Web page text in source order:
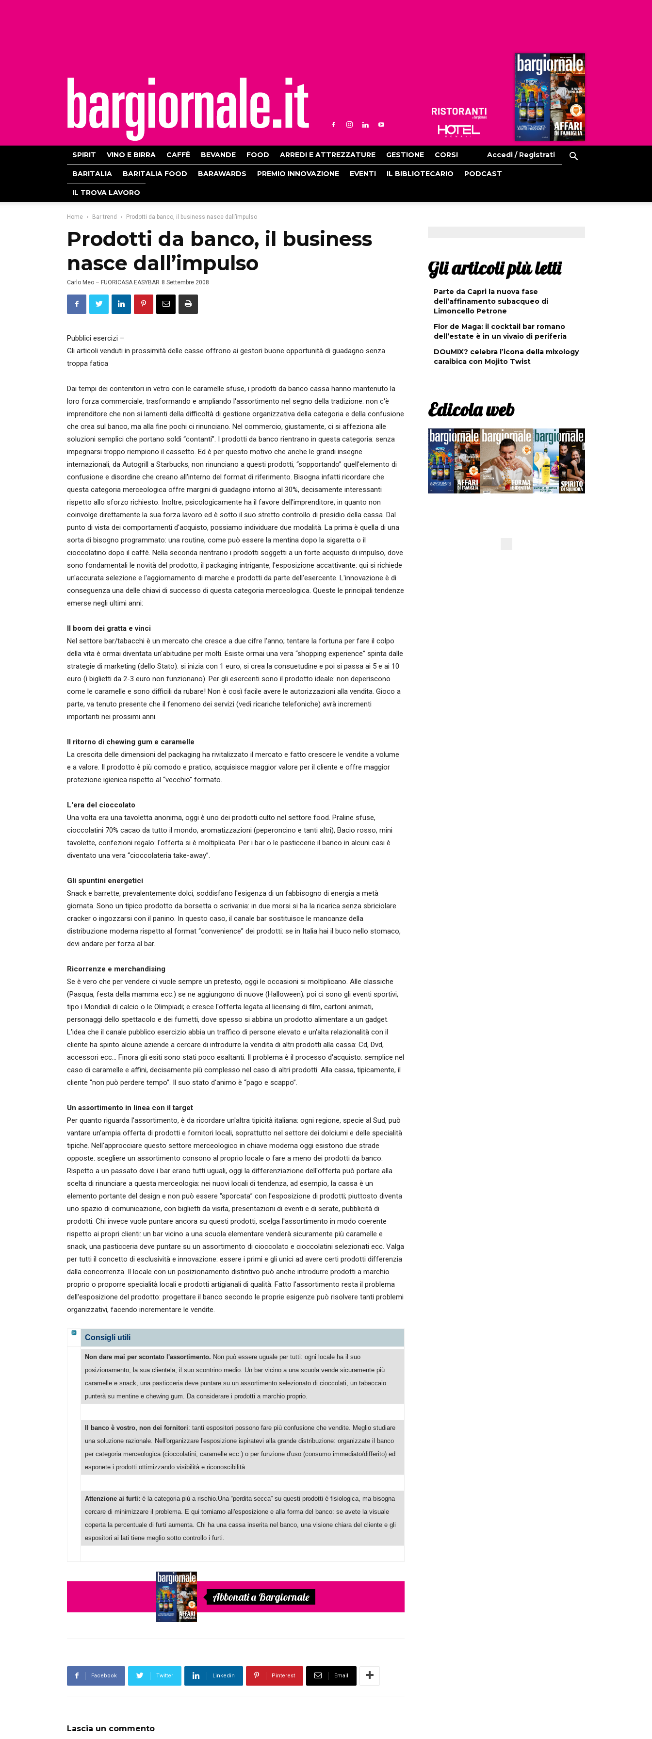
Ristoranti
Hoteldomani
SPIRIT VINO E BIRRA CAFFÈ BEVANDE FOOD ARREDI E ATTREZZATURE GESTIONE CORSI Accedi / Registrati
BARITALIA BARITALIA FOOD BARAWARDS PREMIO INNOVAZIONE EVENTI IL BIBLIOTECARIO PODCAST
IL TROVA LAVORO
Home Bar trend Prodotti da banco, il business nasce dall’impulso
Prodotti da banco, il business
nasce dall’impulso
Carlo Meo – FUORICASA EASYBAR 8 Settembre 2008
Pubblici esercizi –
Gli articoli venduti in prossimità delle casse offrono ai gestori buone opportunità di guadagno senza
troppa fatica
Dai tempi dei contenitori in vetro con le caramelle sfuse, i prodotti da banco cassa hanno mantenuto la
loro forza commerciale, trasformando e ampliando l'assortimento nel segno della tradizione: non c'è
imprenditore che non si lamenti della difficoltà di gestione organizzativa della categoria e della confusione
che crea sul banco, ma alla fine pochi ci rinunciano. Nel commercio, giustamente, ci si affeziona alle
soluzioni semplici che portano soldi “contanti”. I prodotti da banco rientrano in questa categoria: senza
impegnarsi troppo riempiono il cassetto. Ed è per questo motivo che anche le grandi insegne
internazionali, da Autogrill a Starbucks, non rinunciano a questi prodotti, “sopportando” quell'elemento di
confusione e disordine che creano all'interno del format di riferimento. Bisogna infatti ricordare che
questa categoria merceologica offre margini di guadagno intorno al 30%, decisamente interessanti
rispetto allo sforzo richiesto. Inoltre, psicologicamente ha il favore dell'imprenditore, in quanto non
coinvolge direttamente la sua forza lavoro ed è sotto il suo stretto controllo di presidio della cassa. Dal
punto di vista dei comportamenti d'acquisto, possiamo individuare due modalità. La prima è quella di una
sorta di bisogno programmato: una routine, come può essere la mentina dopo la sigaretta o il
cioccolatino dopo il caffè. Nella seconda rientrano i prodotti soggetti a un forte acquisto di impulso, dove
sono fondamentali le novità del prodotto, il packaging intrigante, l'esposizione accattivante: qui si richiede
un'accurata selezione e l'aggiornamento di marche e prodotti da parte dell'esercente. L'innovazione è di
conseguenza una delle chiavi di successo di questa categoria merceologica. Queste le principali tendenze
emerse negli ultimi anni:
Il boom dei gratta e vinci
Nel settore bar/tabacchi è un mercato che cresce a due cifre l'anno; tentare la fortuna per fare il colpo
della vita è ormai diventata un'abitudine per molti. Esiste ormai una vera “shopping experience” spinta dalle
strategie di marketing (dello Stato): si inizia con 1 euro, si crea la consuetudine e poi si passa ai 5 e ai 10
euro (i biglietti da 2-3 euro non funzionano). Per gli esercenti sono il prodotto ideale: non deperiscono
come le caramelle e sono difficili da rubare! Non è così facile avere le autorizzazioni alla vendita. Gioco a
parte, va tenuto presente che il fenomeno dei servizi (vedi ricariche telefoniche) avrà incrementi
importanti nei prossimi anni.
Il ritorno di chewing gum e caramelle
La crescita delle dimensioni del packaging ha rivitalizzato il mercato e fatto crescere le vendite a volume
e a valore. Il prodotto è più comodo e pratico, acquisisce maggior valore per il cliente e offre maggior
protezione igienica rispetto al “vecchio” formato.
L'era del cioccolato
Una volta era una tavoletta anonima, oggi è uno dei prodotti culto nel settore food. Praline sfuse,
cioccolatini 70% cacao da tutto il mondo, aromatizzazioni (peperoncino e tanti altri), Bacio rosso, mini
tavolette, confezioni regalo: l'offerta si è moltiplicata. Per i bar o le pasticcerie il banco in alcuni casi è
diventato una vera “cioccolateria take-away”.
Gli spuntini energetici
Snack e barrette, prevalentemente dolci, soddisfano l'esigenza di un fabbisogno di energia a metà
giornata. Sono un tipico prodotto da borsetta o scrivania: in due morsi si ha la ricarica senza sbriciolare
cracker o ingozzarsi con il panino. In questo caso, il canale bar sostituisce le mancanze della
distribuzione moderna rispetto al format “convenience” dei prodotti: se in Italia hai il buco nello stomaco,
devi andare per forza al bar.
Ricorrenze e merchandising
Se è vero che per vendere ci vuole sempre un pretesto, oggi le occasioni si moltiplicano. Alle classiche
(Pasqua, festa della mamma ecc.) se ne aggiungono di nuove (Halloween); poi ci sono gli eventi sportivi,
tipo i Mondiali di calcio o le Olimpiadi; e cresce l'offerta legata al licensing di film, cartoni animati,
personaggi dello spettacolo e dei fumetti, dove spesso si abbina un prodotto alimentare a un gadget.
L'idea che il canale pubblico esercizio abbia un traffico di persone elevato e un'alta relazionalità con il
cliente ha spinto alcune aziende a cercare di introdurre la vendita di altri prodotti alla cassa: Cd, Dvd,
accessori ecc… Finora gli esiti sono stati poco esaltanti. Il problema è il processo d'acquisto: semplice nel
caso di caramelle e affini, decisamente più complesso nel caso di altri prodotti. Alla cassa, tipicamente, il
cliente “non può perdere tempo”. Il suo stato d'animo è “pago e scappo”.
Un assortimento in linea con il target
Per quanto riguarda l'assortimento, è da ricordare un'altra tipicità italiana: ogni regione, specie al Sud, può
vantare un'ampia offerta di prodotti e fornitori locali, soprattutto nel settore dei dolciumi e delle specialità
tipiche. Nell'approcciare questo settore merceologico in chiave moderna oggi esistono due strade
opposte: scegliere un assortimento consono al proprio locale o fare a meno dei prodotti da banco.
Rispetto a un passato dove i bar erano tutti uguali, oggi la differenziazione dell'offerta può portare alla
scelta di rinunciare a questa merceologia: nei nuovi locali di tendenza, ad esempio, la cassa è un
elemento portante del design e non può essere “sporcata” con l'esposizione di prodotti; piuttosto diventa
uno spazio di comunicazione, con biglietti da visita, presentazioni di eventi e di serate, pubblicità di
prodotti. Chi invece vuole puntare ancora su questi prodotti, scelga l'assortimento in modo coerente
rispetto ai propri clienti: un bar vicino a una scuola elementare venderà sicuramente più caramelle e
snack, una pasticceria deve puntare su un assortimento di cioccolato e cioccolatini selezionati ecc. Valga
per tutti il concetto di esclusività e innovazione: essere i primi e gli unici ad avere certi prodotti differenzia
dalla concorrenza. Il locale con un posizionamento distintivo può anche introdurre prodotti a marchio
proprio o proporre specialità locali e prodotti artigianali di qualità. Fatto l'assortimento resta il problema
dell'esposizione del prodotto: progettare il banco secondo le proprie esigenze può risolvere tanti problemi
organizzativi, facendo incrementare le vendite.
Consigli utili
Non dare mai per scontato l'assortimento. Non può essere uguale per tutti: ogni locale ha il suo
posizionamento, la sua clientela, il suo scontrino medio. Un bar vicino a una scuola vende sicuramente più
caramelle e snack, una pasticceria deve puntare su un assortimento selezionato di cioccolati, un tabaccaio
punterà su mentine e chewing gum. Da considerare i prodotti a marchio proprio.
Il banco è vostro, non dei fornitori: tanti espositori possono fare più confusione che vendite. Meglio studiare
una soluzione razionale. Nell'organizzare l'esposizione ispiratevi alla grande distribuzione: organizzate il banco
per categoria merceologica (cioccolatini, caramelle ecc.) o per funzione d'uso (consumo immediato/differito) ed
esponete i prodotti ottimizzando visibilità e riconoscibilità.
Attenzione ai furti: è la categoria più a rischio.Una “perdita secca” su questi prodotti è fisiologica, ma bisogna
cercare di minimizzare il problema. E qui torniamo all'esposizione e alla forma del banco: se avete la visuale
coperta la percentuale di furti aumenta. Chi ha una cassa inserita nel banco, una visione chiara del cliente e gli
espositori ai lati tiene meglio sotto controllo i furti.
Abbonati a Bargiornale
Facebook Twitter Linkedin Pinterest Email
Lascia un commento
Gli articoli più letti
Parte da Capri la nuova fase
dell’affinamento subacqueo di
Limoncello Petrone
Flor de Maga: il cocktail bar romano
dell’estate è in un vivaio di periferia
DOuMIX? celebra l’icona della mixology
caraibica con Mojito Twist
Edicola web